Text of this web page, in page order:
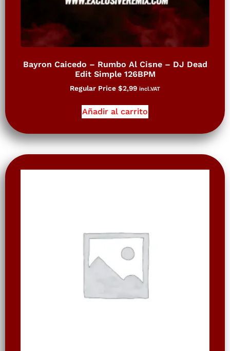
Bayron Caicedo – Rumbo Al Cisne – DJ Dead
Edit Simple 126BPM
Regular Price $2,99 incl.VAT
Añadir al carrito